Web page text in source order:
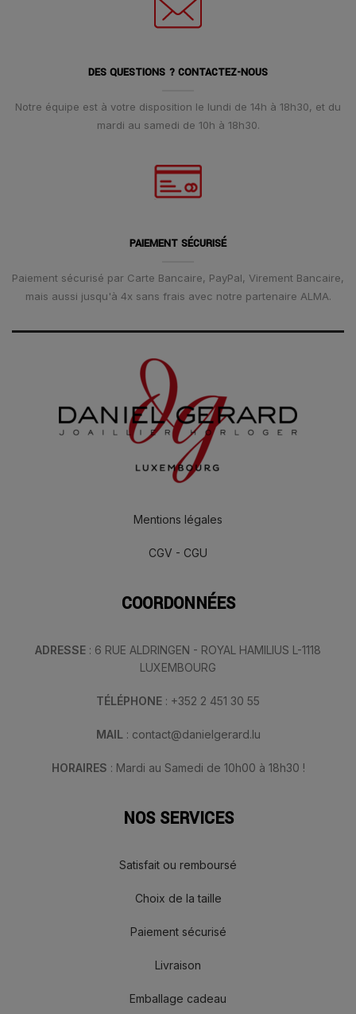
DES QUESTIONS ? CONTACTEZ-NOUS
Notre équipe est à votre disposition le lundi de 14h à 18h30, et du
mardi au samedi de 10h à 18h30.
PAIEMENT SÉCURISÉ
Paiement sécurisé par Carte Bancaire, PayPal, Virement Bancaire,
mais aussi jusqu'à 4x sans frais avec notre partenaire ALMA.
Mentions légales
CGV - CGU
COORDONNÉES
ADRESSE : 6 RUE ALDRINGEN - ROYAL HAMILIUS L-1118
LUXEMBOURG
TÉLÉPHONE : +352 2 451 30 55
MAIL : contact@danielgerard.lu
HORAIRES : Mardi au Samedi de 10h00 à 18h30 !
NOS SERVICES
Satisfait ou remboursé
Choix de la taille
Paiement sécurisé
Livraison
Emballage cadeau